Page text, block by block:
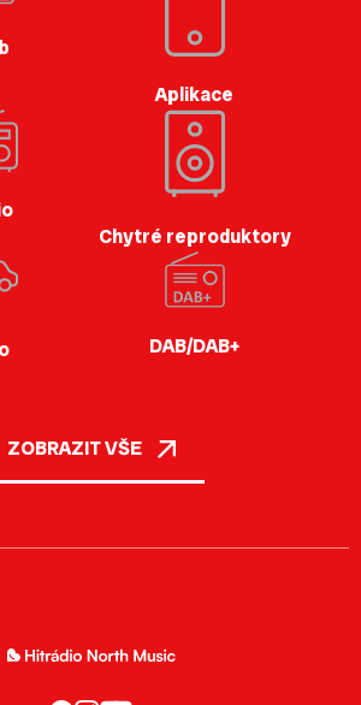
Aplikace
Chytré reproduktory
DAB/DAB+
ZOBRAZIT VŠE